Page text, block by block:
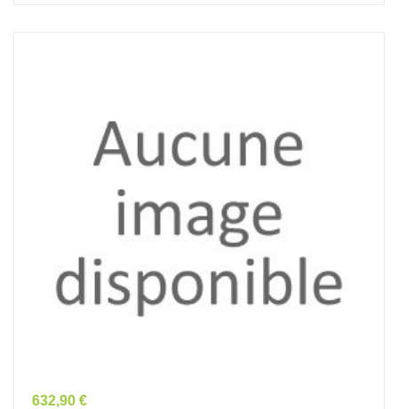
Prix
632,90 €